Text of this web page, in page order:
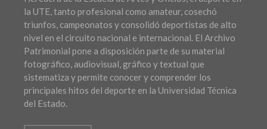
la UTE, tanto profesional como amateur, cosechó
triunfos, campeonatos y consolidó deportistas de alto
nivel en el circuito nacional e internacional. El Archivo
Patrimonial pone a disposición parte de su material
fotográfico, audiovisual, gráfico y textual que
sistematiza y permite conocer y comprender los
principales hitos del deporte en la Universidad Técnica
del Estado.